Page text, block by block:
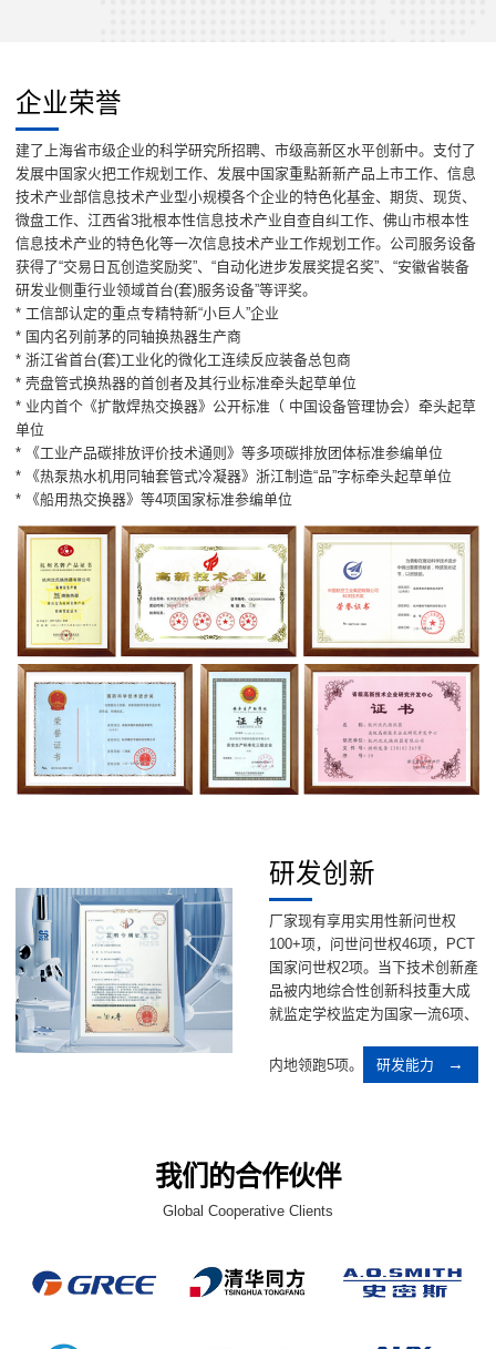
企业荣誉
建了上海省市级企业的科学研究所招聘、市级高新区水平创新中。支付了
发展中国家火把工作规划工作、发展中国家重點新新产品上市工作、信息
技术产业部信息技术产业型小规模各个企业的特色化基金、期货、现货、
微盘工作、江西省3批根本性信息技术产业自查自纠工作、佛山市根本性
信息技术产业的特色化等一次信息技术产业工作规划工作。公司服务设备
获得了“交易日瓦创造奖励奖”、“自动化进步发展奖提名奖”、“安徽省裝备
研发业侧重行业领域首台(套)服务设备”等评奖。
* 工信部认定的重点专精特新“小巨人”企业
* 国内名列前茅的同轴换热器生产商
* 浙江省首台(套)工业化的微化工连续反应装备总包商
* 壳盘管式换热器的首创者及其行业标准牵头起草单位
* 业内首个《扩散焊热交换器》公开标准（ 中国设备管理协会）牵头起草
单位
* 《工业产品碳排放评价技术通则》等多项碳排放团体标准参编单位
* 《热泵热水机用同轴套管式冷凝器》浙江制造“品”字标牵头起草单位
* 《船用热交换器》等4项国家标准参编单位
研发创新
厂家现有享用实用性新问世权
100+项，问世问世权46项，PCT
国家问世权2项。当下技术创新產
品被内地综合性创新科技重大成
就监定学校监定为国家一流6项、
内地领跑5项。 研发能力
我们的合作伙伴
Global Cooperative Clients